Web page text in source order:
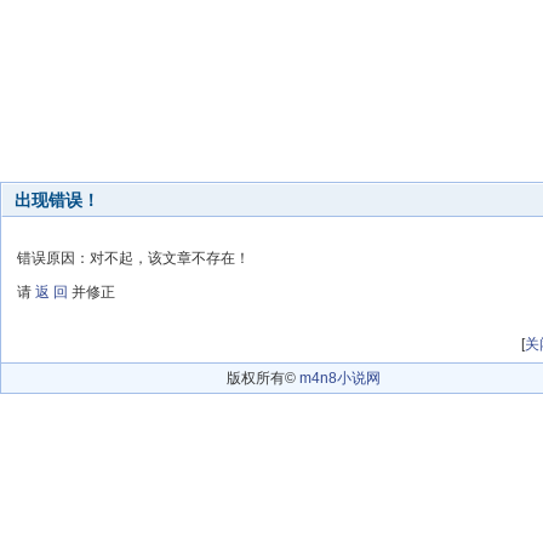
出现错误！
错误原因：对不起，该文章不存在！
请 返 回 并修正
[关
版权所有© m4n8小说网